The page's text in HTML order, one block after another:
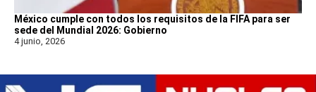
México cumple con todos los requisitos de la FIFA para ser
sede del Mundial 2026: Gobierno
4 junio, 2026